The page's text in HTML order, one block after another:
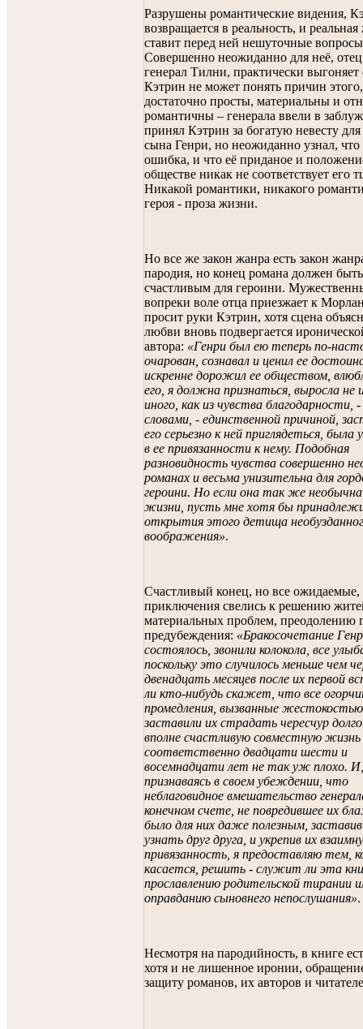
Разрушены романтические видения,
возвращается в реальность, и реальная
ставит перед ней нешуточные
Совершенно неожиданно для неё,
генерал Тилни, практически выгоняет
Кэтрин не может понять причин
достаточно просты, материальны и
романтичны – генерала ввели в
принял Кэтрин за богатую невесту для
сына Генри, но неожиданно узнал,
ошибка, и что её приданое и
обществе никак не соответствует его
Никакой романтики, никакого
героя - проза жизни.
Но все же закон жанра есть закон
пародия, но конец романа должен быть
счастливым для героини.
вопреки воле отца приезжает к
просит руки Кэтрин, хотя сцена
любви вновь подвергается
автора: «Генри был ею теперь по-
очарован, сознавал и ценил ее
искренне дорожил ее обществом,
его, я должна признаться, выросла не
иного, как из чувства благодарности,
словами, - единственной причиной,
его серьезно к ней приглядеться, была
в ее привязанности к нему. Подобная
разновидность чувства совершенно
романах и весьма унизительна для
героини. Но если она так же необычна
жизни, пусть мне хотя бы
открытия этого детища
воображения».
Счастливый конец, но все ожидаемые,
приключения свелись к решению
материальных проблем, преодолению
предубеждения: «Бракосочетание
состоялось, звонили колокола, все
поскольку это случилось меньше чем
двенадцать месяцев после их первой
ли кто-нибудь скажет, что все
промедления, вызванные жестокостью
заставили их страдать чересчур
вполне счастливую совместную жизнь
соответственно двадцати шести и
восемнадцати лет не так уж плохо. И,
признаваясь в своем убеждении, что
неблаговидное вмешательство
конечном счете, не повредившее их
было для них даже полезным,
узнать друг друга, и укрепив их
привязанность, я предоставляю тем,
касается, решить - служит ли эта
прославлению родительской тирании
оправданию сыновнего непослушания».
Несмотря на пародийность, в книге
хотя и не лишенное иронии,
защиту романов, их авторов и